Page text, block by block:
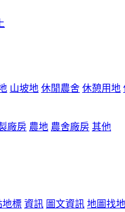
山坡地 休閒農舍 休憩用地
廠房 農地 農舍廠房 其他
地標 資訊 圖文資訊 地圖找地